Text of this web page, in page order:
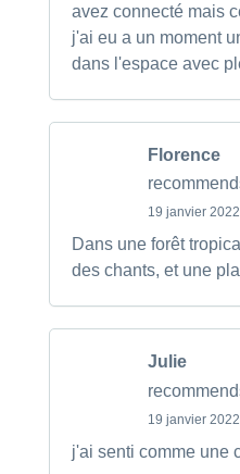
avez connecté mais
j'ai eu a un moment
dans l'espace avec
Florence
19 janvier 2022
Dans une forêt
des chants, et une
Julie
19 janvier 2022
j'ai senti comme une